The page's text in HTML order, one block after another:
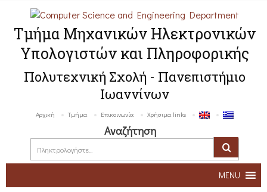
Τμήμα Μηχανικών Ηλεκτρονικών
Υπολογιστών και Πληροφορικής
Πολυτεχνική Σχολή - Πανεπιστήμιο
Ιωαννίνων
Αρχική Τμήμα Επικοινωνία Χρήσιμα links
Αναζήτηση
MENU